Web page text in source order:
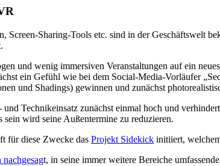
Screen-Sharing-Tools etc. sind in der Geschäftswelt
und wenig immersiven Veranstaltungen auf ein
ein Gefühl wie bei dem Social-Media-Vorläufer
und Shadings) gewinnen und zunächst
Technikeinsatz zunächst einmal hoch und
wird seine Außentermine zu reduzieren.
für diese Zwecke das Projekt Sidekick initiiert,
t, in seine immer weitere Bereiche